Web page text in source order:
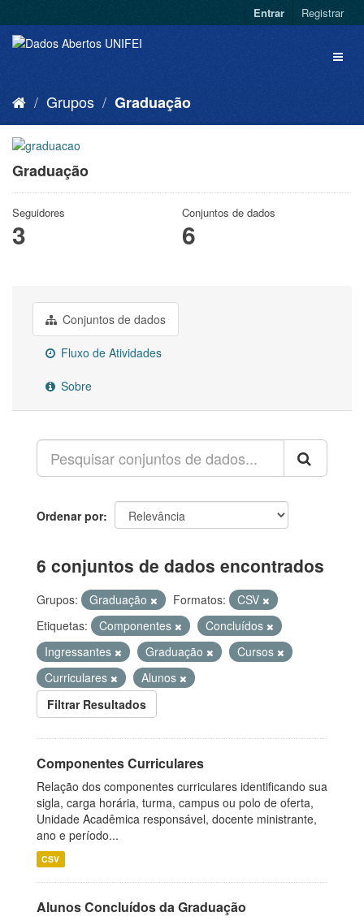
Entrar Registrar
Grupos Graduação
Graduação
Seguidores
3
Conjuntos de dados
6
Conjuntos de dados
Fluxo de Atividades
Sobre
Ordenar por
6 conjuntos de dados encontrados
Grupos: Graduação Formatos:
CSV
Etiquetas:
Componentes
Concluídos
Ingressantes
Graduação
Cursos
Curriculares
Alunos
Filtrar Resultados
Componentes Curriculares
Relação dos componentes curriculares identificando sua
sigla, carga horária, turma, campus ou polo de oferta,
Unidade Acadêmica responsável, docente ministrante,
ano e período...
CSV
Alunos Concluídos da Graduação